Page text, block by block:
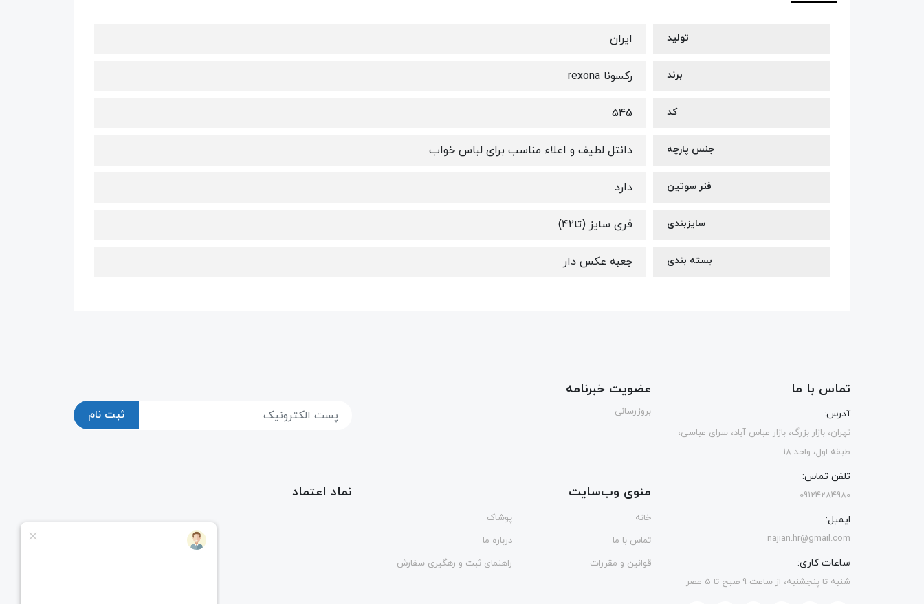
تولید ایران
برند رکسونا rexona
کد 545
جنس پارچه دانتل لطیف و اعلاء مناسب برای لباس خواب
فنر سوتین دارد
سایزبندی فری سایز (تا42)
بسته بندی جعبه عکس دار
تماس با ما
آدرس:
تهران، بازار بزرگ، بازار عباس آباد، سرای عباسی،
طبقه اول، واحد 18
تلفن تماس:
09124284980
ایمیل:
najian.hr@gmail.com
ساعات کاری:
شنبه تا پنجشنبه، از ساعت 9 صبح تا 5 عصر
عضویت خبرنامه
بروزرسانی ثبت نام
منوی وب‌سایت
خانه
پوشاک
تماس با ما
درباره ما
قوانین و مقررات
راهنمای ثبت و رهگیری سفارش
نماد اعتماد